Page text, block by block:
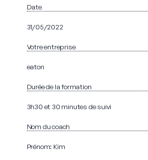
Date
31/05/2022
Votre entreprise
eaton
Durée de la formation
3h30 et 30 minutes de suivi
Nom du coach
Prénom: Kim